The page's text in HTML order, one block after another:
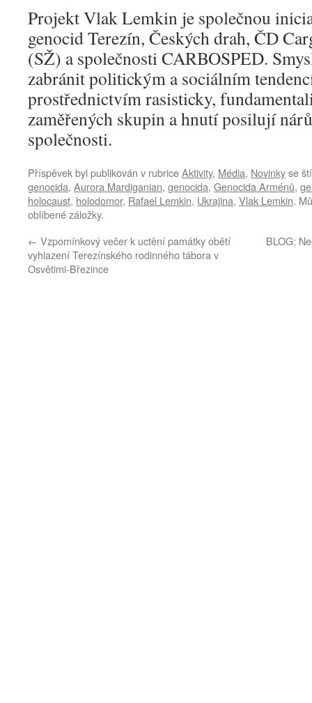
Projekt Vlak Lemkin je společnou
genocid Terezín, Českých drah, ČD
(SŽ) a společnosti CARBOSPED.
zabránit politickým a sociálním
prostřednictvím rasisticky,
zaměřených skupin a hnutí posilují
společnosti.
Příspěvek byl publikován v rubriceAktivity, Média, Novinkyse
genocida, Aurora Mardiganian, genocida, Genocida Arménů,
holocaust, holodomor, Rafael Lemkin, Ukrajina, Vlak Lemkin.
oblíbené záložky.
← Vzpomínkový večer k uctění památky obětí
vyhlazení Terezínského rodinného tábora v
Osvětimi-Březince
BLOG: